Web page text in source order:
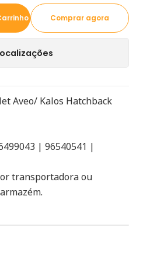
Comprar agora
Aveo/ Kalos Hatchback
| 96540541 |
transportadora ou